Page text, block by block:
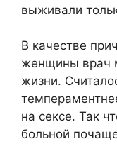
выживали
В качестве
женщины врач
жизни.
на сексе. Так
больной